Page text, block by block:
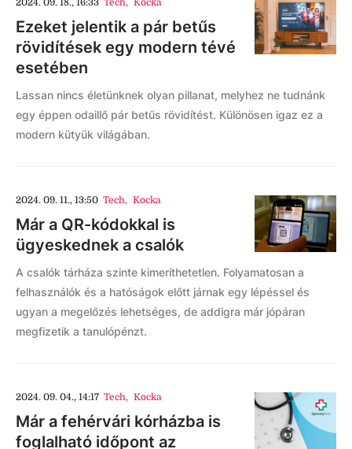
2024. 09. 18., 16:33 Tech, Kocka
Ezeket jelentik a pár betűs
rövidítések egy modern tévé
esetében
Lassan nincs életünknek olyan pillanat, melyhez ne tudnánk
egy éppen odaillő pár betűs rövidítést. Különösen igaz ez a
modern kütyük világában.
2024. 09. 11., 13:50 Tech, Kocka
Már a QR-kódokkal is
ügyeskednek a csalók
A csalók tárháza szinte kimeríthetetlen. Folyamatosan a
felhasználók és a hatóságok előtt járnak egy lépéssel és
ugyan a megelőzés lehetséges, de addigra már jópáran
megfizetik a tanulópénzt.
2024. 09. 04., 14:17 Tech, Kocka
Már a fehérvári kórházba is
foglalható időpont az